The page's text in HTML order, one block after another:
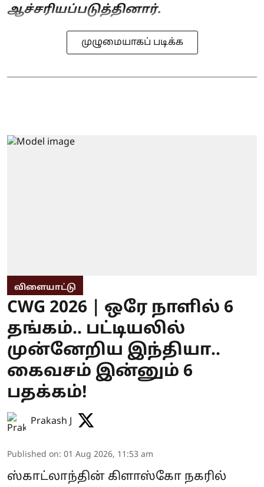
ஆச்சரியப்படுத்தினார்.
முழுமையாகப் படிக்க
விளையாட்டு
CWG 2026 | ஒரே நாளில் 6
தங்கம்.. பட்டியலில்
முன்னேறிய இந்தியா..
கைவசம் இன்னும் 6
பதக்கம்!
Prakash J
Published on: 01 Aug 2026, 11:53 am
ஸ்காட்லாந்தின் கிளாஸ்கோ நகரில்